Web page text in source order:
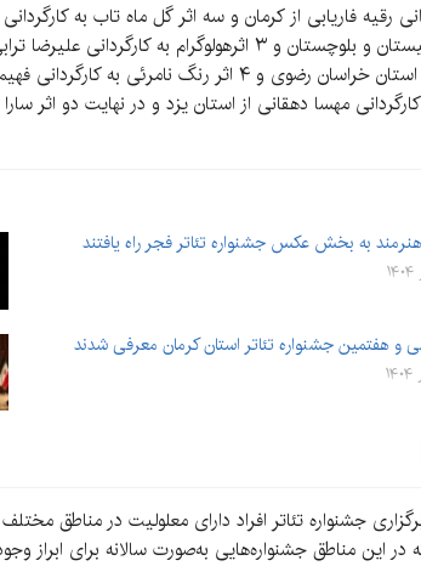
رقیه فاریابی از کرمان و سه اثر گل ماه تاب به
حدادزاده از سیستان و بلوچستان و ۳
حسینی‌نژاد از استان خراسان رضوی و ۴
مهسا دهقانی از استان یزد و در نهایت دو اثر
و هفتمین جشنواره تئاتر استان کرمان معرفی شدند
این مناطق جشنواره‌هایی به‌صورت سالانه برای ابراز